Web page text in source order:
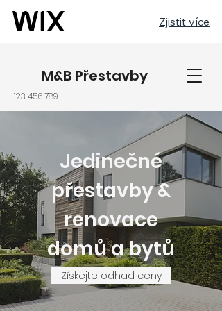
Zjistit více